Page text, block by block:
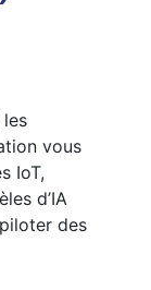
vous
IoT,
d’IA
des